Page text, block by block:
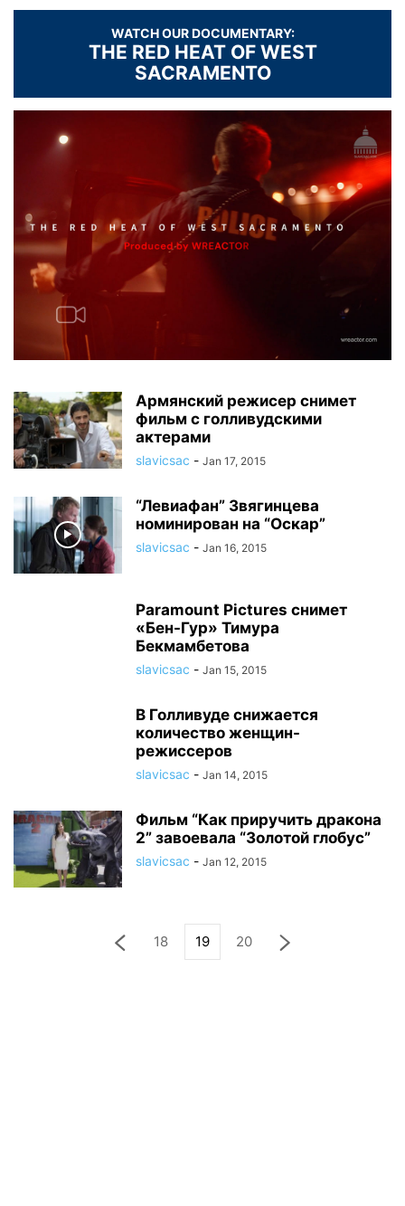
WATCH OUR DOCUMENTARY:
THE RED HEAT OF WEST
SACRAMENTO
Армянский режисер снимет
фильм с голливудскими
актерами
slavicsac - Jan 17, 2015
“Левиафан” Звягинцева
номинирован на “Оскар”
slavicsac - Jan 16, 2015
Paramount Pictures снимет
«Бен-Гур» Тимура
Бекмамбетова
slavicsac - Jan 15, 2015
В Голливуде снижается
количество женщин-
режиссеров
slavicsac - Jan 14, 2015
Фильм “Как приручить дракона
2” завоевала “Золотой глобус”
slavicsac - Jan 12, 2015
18 19 20